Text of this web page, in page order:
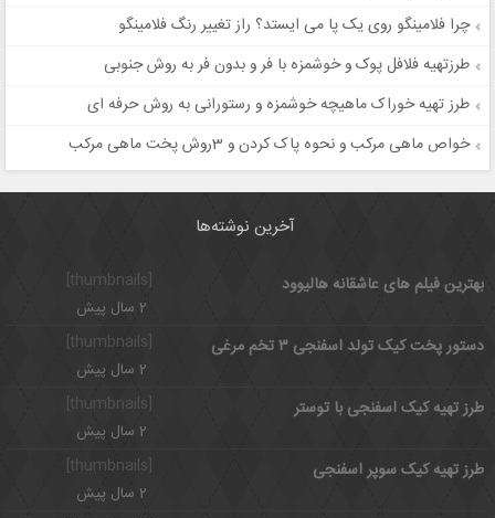
چرا فلامینگو روی یک پا می ایستد؟ راز تغییر رنگ فلامینگو
طرزتهیه فلافل پوک و خوشمزه با فر و بدون فر به روش جنوبی
طرز تهیه خوراک ماهیچه خوشمزه و رستورانی به روش حرفه ای
خواص ماهی مرکب و نحوه پاک کردن و 3روش پخت ماهی مرکب
آخرین نوشته‌ها
بهترین فیلم های عاشقانه هالیوود
2 سال پیش
[thumbnails]
دستور پخت کیک تولد اسفنجی ۳ تخم مرغی
2 سال پیش
طرز تهیه کیک اسفنجی با توستر
2 سال پیش
[thumbnails]
طرز تهیه کیک سوپر اسفنجی
2 سال پیش